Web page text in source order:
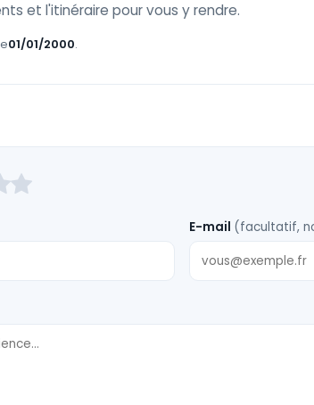
et l'itinéraire pour vous y rendre.
01/01/2000.
E-mail (facultatif,